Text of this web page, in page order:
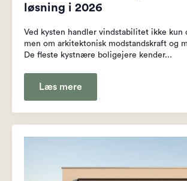
løsning i 2026
Ved kysten handler vindstabilitet ikke kun
men om arkitektonisk modstandskraft og
De fleste kystnære boligejere kender...
Læs mere